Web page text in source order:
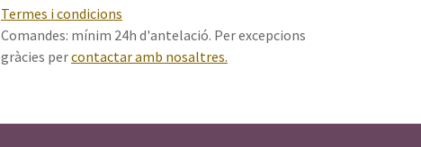
Termes i condicions
Comandes: mínim 24h d'antelació. Per excepcions
gràcies percontactar amb nosaltres.